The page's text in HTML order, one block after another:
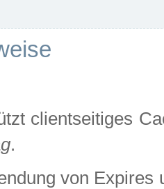
clientseitiges
.
von